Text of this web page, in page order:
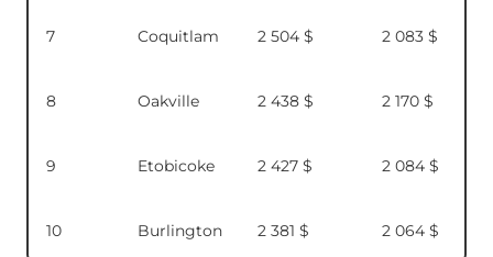
7 Coquitlam 2 504 $ 2 083 $
8 Oakville 2 438 $ 2 170 $
9 Etobicoke 2 427 $ 2 084 $
10 Burlington 2 381 $ 2 064 $